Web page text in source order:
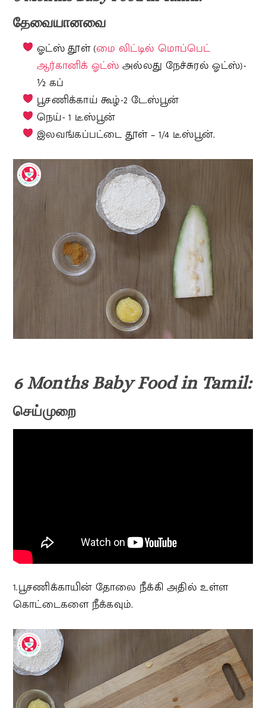
தேவையானவை
ஓட்ஸ் தூள் (மை லிட்டில் மொப்பெட்
ஆர்கானிக் ஓட்ஸ் அல்லது நேச்சுரல் ஓட்ஸ்)-
½ கப்
பூசணிக்காய் கூழ்-2 டே.ஸ்பூன்
நெய்- 1 டீ.ஸ்பூன்
இலவங்கப்பட்டை தூள் – 1/4 டீ.ஸ்பூன்.
6 Months Baby Food in Tamil:
செய்முறை
1.பூசணிக்காயின் தோலை நீக்கி அதில் உள்ள
கொட்டைகளை நீக்கவும்.